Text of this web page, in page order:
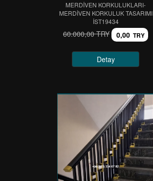
MERDİVEN KORKULUKLARI-
MERDİVEN KORKULUK TASARIMI
IST19434
60.000,00 TRY 0,00 TRY
Detay